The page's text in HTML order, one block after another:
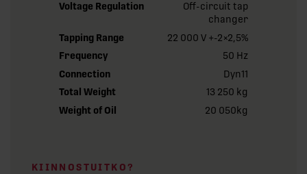
Voltage Regulation
Off-circuit tap
changer
Tapping Range
22 000 V +-2×2,5%
Frequency
50 Hz
Connection
Dyn11
Total Weight
13 250 kg
Weight of Oil
20 050kg
KIINNOSTUITKO?